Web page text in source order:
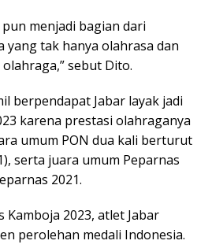
menjadi bagian dari
yang tak hanya olahrasa dan
sebut Dito.
berpendapat Jabar layak jadi
karena prestasi olahraganya
umum PON dua kali berturut
serta juara umum Peparnas
2021.
Kamboja 2023, atlet Jabar
perolehan medali Indonesia.